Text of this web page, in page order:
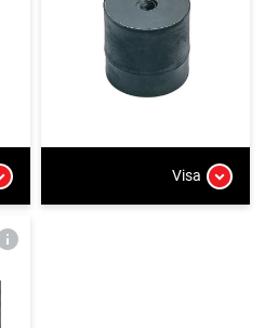
Visa